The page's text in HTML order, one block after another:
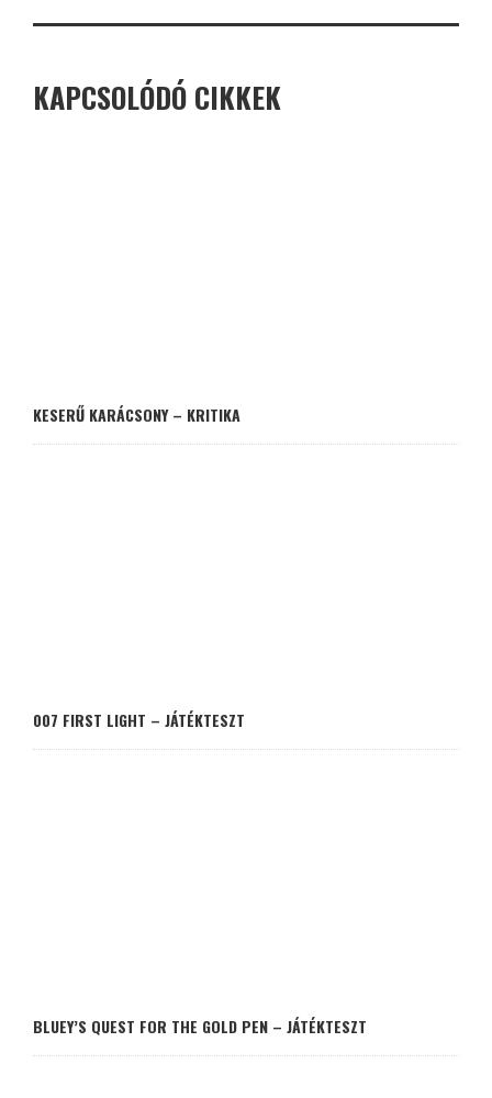
KAPCSOLÓDÓ CIKKEK
KESERŰ KARÁCSONY – KRITIKA
007 FIRST LIGHT – JÁTÉKTESZT
BLUEY’S QUEST FOR THE GOLD PEN – JÁTÉKTESZT